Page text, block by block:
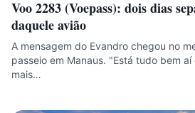
Voo 2283 (Voepass): dois dias
daquele avião
A mensagem do Evandro chegou no
passeio em Manaus. "Está tudo bem
mais…